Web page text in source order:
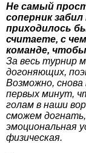
Не самый
соперник
приходилось
считаете, с
команде,
За весь турнир
догоняющих,
Возможно, снова
первых минут,
голам в наши
сможем догнать,
эмоциональная
физическая.